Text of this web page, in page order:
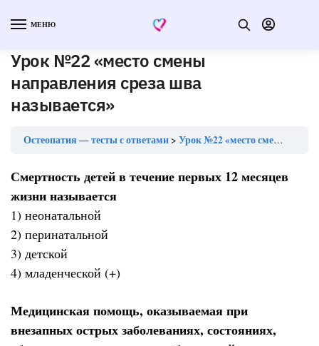
МЕНЮ
Урок №22 «место смены
направления среза шва
называется»
Остеопатия — тесты с ответами Урок №22 «место смены направления среза шва называется»
Смертность детей в течение первых 12 месяцев
жизни называется
1) неонатальной
2) перинатальной
3) детской
4) младенческой (+)
Медицинская помощь, оказываемая при
внезапных острых заболеваниях, состояниях,